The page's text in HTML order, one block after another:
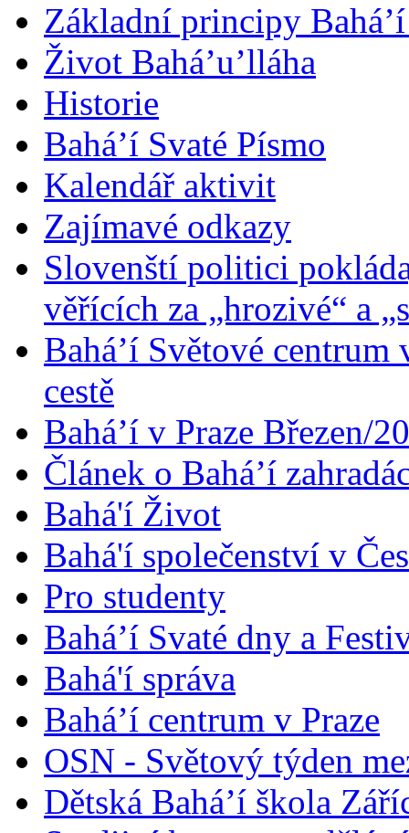
Základní principy
Život Bahá’u’lláha
Historie
Bahá’í Svaté Písmo
Kalendář aktivit
Zajímavé odkazy
Slovenští politici
věřících za „hrozivé“ a
Bahá’í Světové
cestě
Bahá’í v Praze Březen/
Článek o Bahá’í
Bahá'í Život
Bahá'í společenství v
Pro studenty
Bahá’í Svaté dny a
Bahá'í správa
Bahá’í centrum v Praze
OSN - Světový týden
Dětská Bahá’í škola